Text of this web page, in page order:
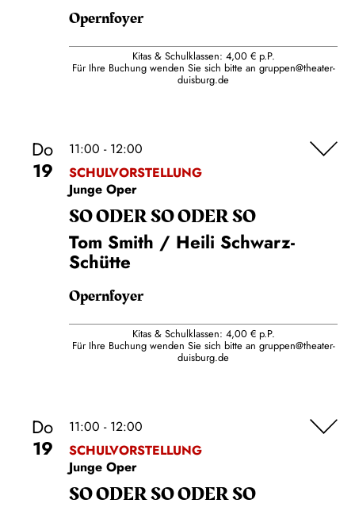
Opernfoyer
Kitas & Schulklassen: 4,00 € p.P.
Für Ihre Buchung wenden Sie sich bitte an gruppen@theater-
duisburg.de
Do
19
11:00 - 12:00
SCHULVORSTELLUNG
Junge Oper
SO ODER SO ODER SO
Tom Smith / Heili Schwarz-
Schütte
Opernfoyer
Kitas & Schulklassen: 4,00 € p.P.
Für Ihre Buchung wenden Sie sich bitte an gruppen@theater-
duisburg.de
Do
19
11:00 - 12:00
SCHULVORSTELLUNG
Junge Oper
SO ODER SO ODER SO